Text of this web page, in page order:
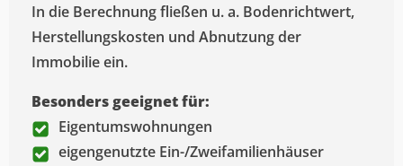
In die Berechnung fließen u. a. Bodenrichtwert,
Herstellungskosten und Abnutzung der
Immobilie ein.
Besonders geeignet für:
Eigentumswohnungen
eigengenutzte Ein-/Zweifamilienhäuser